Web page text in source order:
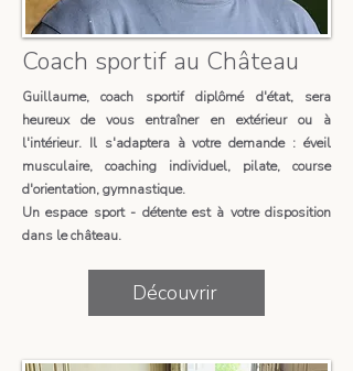
Coach sportif au Château
Guillaume, coach sportif diplômé d'état, sera
heureux de vous entraîner en extérieur ou à
l'intérieur. Il s'adaptera à votre demande : éveil
musculaire, coaching individuel, pilate, course
d'orientation, gymnastique.
Un espace sport - détente est à votre disposition
dans le château. ​
Découvrir